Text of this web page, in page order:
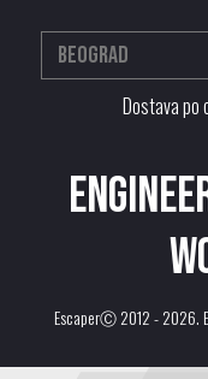
Dostava po
EscaperⒸ 2012 - 2026.